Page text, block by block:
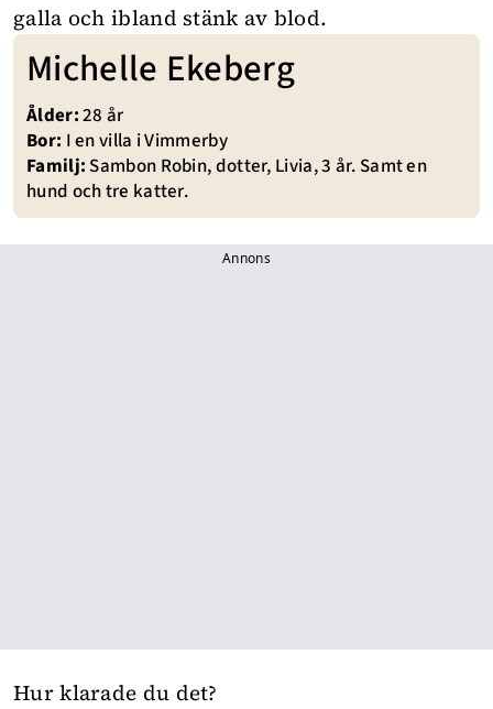
galla och ibland stänk av blod.
Michelle Ekeberg
Ålder:28 år
Bor: I en villa i Vimmerby
Familj:Sambon Robin, dotter, Livia, 3 år. Samt en
hund och tre katter.
Annons
Hur klarade du det?